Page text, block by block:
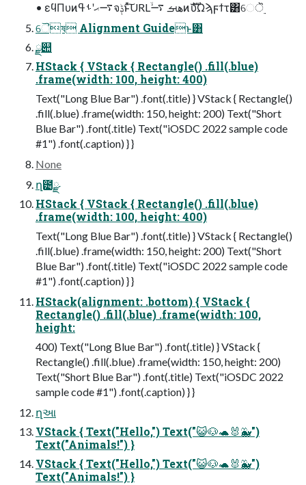
• εϥΠυͷ࠷ޙʹࢀߟจݙͱͯ͠URLهࡌ ࠷ۙͷެࣜυΩϡϝϯτ͸େॆ࣮
ୈষ Alignment Guideͱ͸
ྫ୊
HStack { VStack { Rectangle() .fill(.blue)
.frame(width: 100, height: 400)
Text("Long Blue Bar") .font(.title) } VStack { Rectangle()
.fill(.blue) .frame(width: 150, height: 200) Text("Short
Blue Bar") .font(.title) Text("iOSDC 2022 sample code
#1") .font(.caption) } }
None
ղ౴ྫ
HStack { VStack { Rectangle() .fill(.blue)
.frame(width: 100, height: 400)
Text("Long Blue Bar") .font(.title) } VStack { Rectangle()
.fill(.blue) .frame(width: 150, height: 200) Text("Short
Blue Bar") .font(.title) Text("iOSDC 2022 sample code
#1") .font(.caption) } }
HStack(alignment: .bottom) { VStack {
Rectangle() .fill(.blue) .frame(width: 100,
height:
400) Text("Long Blue Bar") .font(.title) } VStack {
Rectangle() .fill(.blue) .frame(width: 150, height: 200)
Text("Short Blue Bar") .font(.title) Text("iOSDC 2022
sample code #1") .font(.caption) } }
ղઆ
VStack { Text("Hello,") Text("😺🐶🐢🐰🐳")
Text("Animals!") }
VStack { Text("Hello,") Text("😺🐶🐢🐰🐳")
Text("Animals!") }